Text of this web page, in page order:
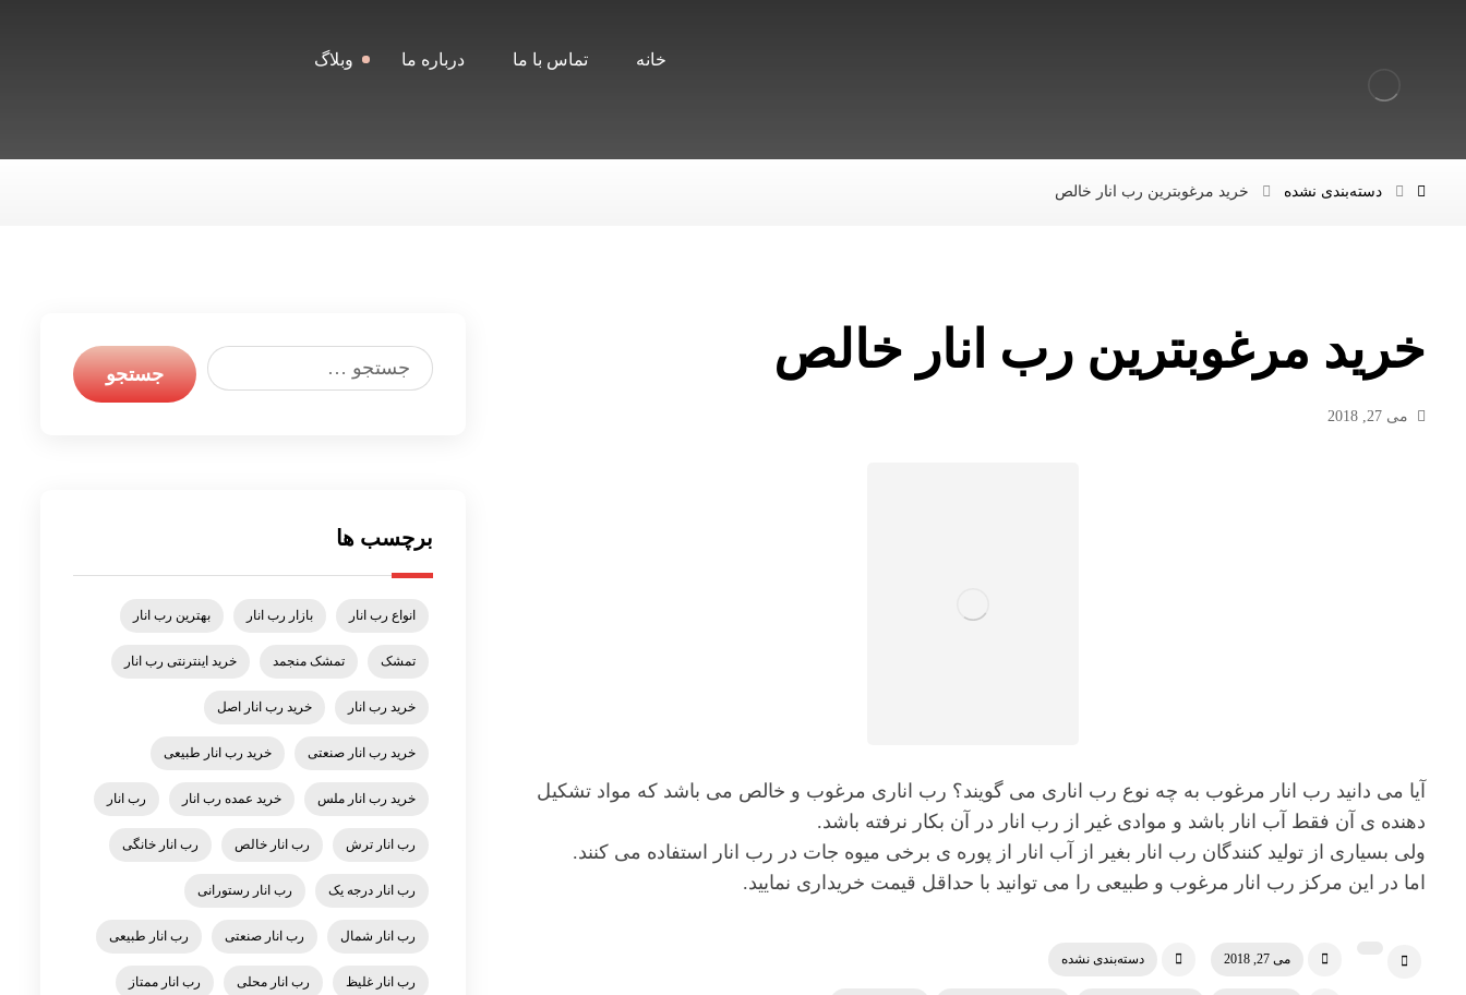
خانه تماس با ما درباره ما وبلاگ
دسته‌بندی نشده خرید مرغوبترین رب انار خالص
خرید مرغوبترین رب انار خالص
می 27, 2018
آیا می دانید رب انار مرغوب به چه نوع رب اناری می گویند؟ رب اناری مرغوب و خالص می باشد که مواد تشکیل
دهنده ی آن فقط آب انار باشد و موادی غیر از رب انار در آن بکار نرفته باشد.
ولی بسیاری از تولید کنندگان رب انار بغیر از آب انار از پوره ی برخی میوه جات در رب انار استفاده می کنند.
اما در این مرکز رب انار مرغوب و طبیعی را می توانید با حداقل قیمت خریداری نمایید.
می 27, 2018 دسته‌بندی نشده
برچسب ها
انواع رب انار بازار رب انار بهترین رب انار
تمشک تمشک منجمد خرید اینترنتی رب انار
خرید رب انار خرید رب انار اصل
خرید رب انار صنعتی خرید رب انار طبیعی
خرید رب انار ملس خرید عمده رب انار رب انار
رب انار ترش رب انار خالص رب انار خانگی
رب انار درجه یک رب انار رستورانی
رب انار شمال رب انار صنعتی رب انار طبیعی
رب انار غلیظ رب انار محلی رب انار ممتاز